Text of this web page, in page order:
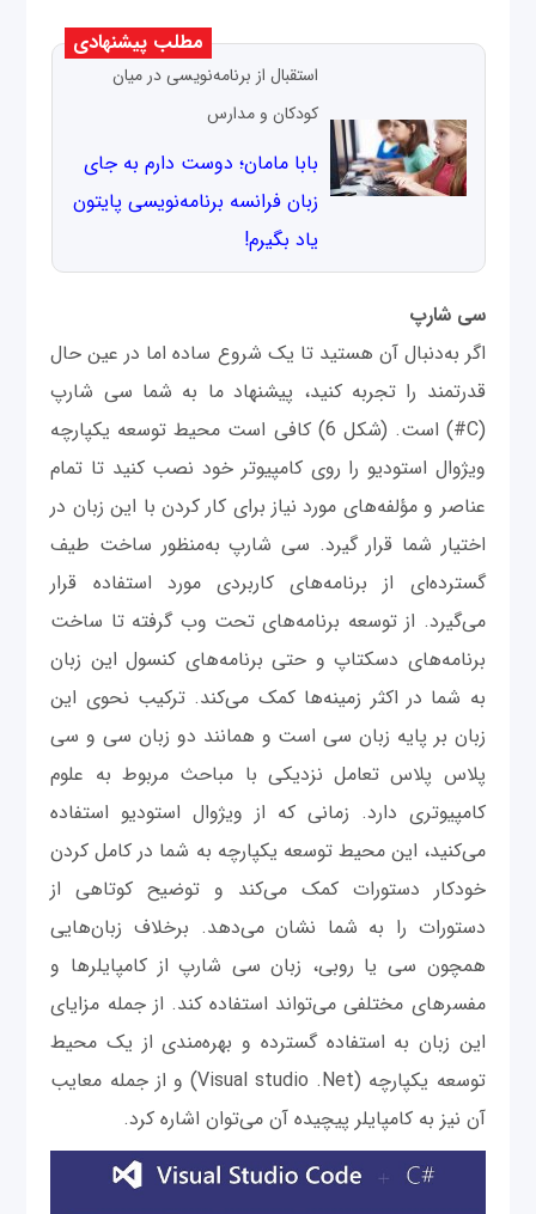
مطلب پیشنهادی
استقبال از برنامه‌نویسی در میان
کودکان و مدارس
بابا مامان؛ دوست دارم به جای
زبان فرانسه برنامه‌نویسی پایتون
یاد بگیرم!
سی شارپ
اگر به‌دنبال آن هستید تا یک شروع ساده اما در عین حال
قدرتمند را تجربه کنید، پیشنهاد ما به شما سی شارپ
(C#) است. (شکل 6) کافی است محیط توسعه یکپارچه
ویژوال استودیو را روی کامپیوتر خود نصب کنید تا تمام
عناصر و مؤلفه‌های مورد نیاز برای کار کردن با این زبان در
اختیار شما قرار گیرد. سی شارپ به‌منظور ساخت طیف
گسترده‌ای از برنامه‌های کاربردی مورد استفاده قرار
می‌گیرد. از توسعه برنامه‌های تحت وب گرفته تا ساخت
برنامه‌های دسکتاپ و حتی برنامه‌های کنسول این زبان
به شما در اکثر زمینه‌ها کمک می‌کند. ترکیب نحوی این
زبان بر پایه زبان سی است و همانند دو زبان سی و سی
پلاس ‌پلاس تعامل نزدیکی با مباحث مربوط به علوم
کامپیوتری دارد. زمانی که از ویژوال استودیو استفاده
می‌کنید، این محیط توسعه یکپارچه به شما در کامل کردن
خودکار دستورات کمک می‌کند و توضیح کوتاهی از
دستورات را به شما نشان می‌دهد. برخلاف زبان‌هایی
همچون سی یا روبی، زبان سی شارپ از کامپایلرها و
مفسرهای مختلفی می‌تواند استفاده کند. از جمله مزایای
این زبان به استفاده گسترده و بهره‌مندی از یک محیط
توسعه یکپارچه (Visual studio .Net) و از جمله معایب
آن نیز به کامپایلر پیچیده آن می‌توان اشاره کرد.